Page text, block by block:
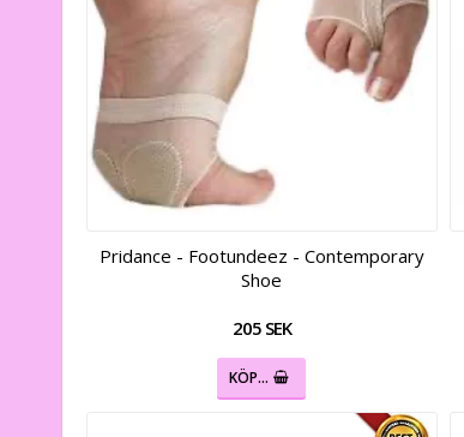
Pridance - Footundeez - Contemporary
Shoe
205 SEK
KÖP…